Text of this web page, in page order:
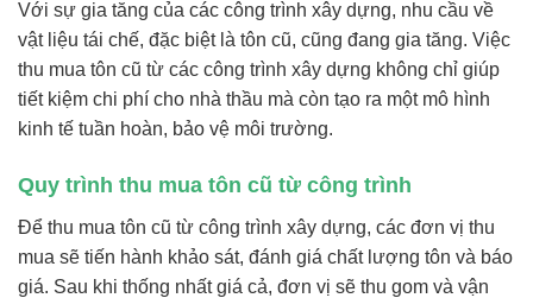
Với sự gia tăng của các công trình xây dựng, nhu cầu về
vật liệu tái chế, đặc biệt là tôn cũ, cũng đang gia tăng. Việc
thu mua tôn cũ từ các công trình xây dựng không chỉ giúp
tiết kiệm chi phí cho nhà thầu mà còn tạo ra một mô hình
kinh tế tuần hoàn, bảo vệ môi trường.
Quy trình thu mua tôn cũ từ công trình
Để thu mua tôn cũ từ công trình xây dựng, các đơn vị thu
mua sẽ tiến hành khảo sát, đánh giá chất lượng tôn và báo
giá. Sau khi thống nhất giá cả, đơn vị sẽ thu gom và vận